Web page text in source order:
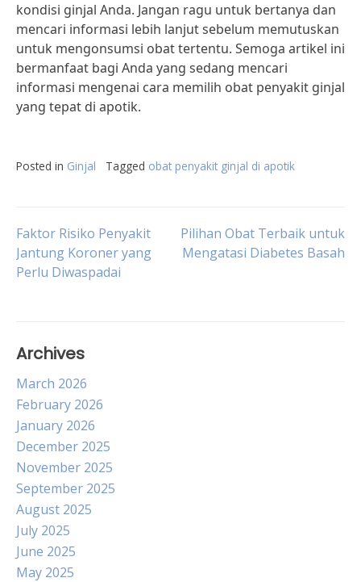
kondisi ginjal Anda. Jangan ragu untuk bertanya dan
mencari informasi lebih lanjut sebelum memutuskan
untuk mengonsumsi obat tertentu. Semoga artikel ini
bermanfaat bagi Anda yang sedang mencari
informasi mengenai cara memilih obat penyakit ginjal
yang tepat di apotik.
Posted in Ginjal Tagged obat penyakit ginjal di apotik
Post
navigation
Faktor Risiko Penyakit
Jantung Koroner yang
Perlu Diwaspadai
Pilihan Obat Terbaik untuk
Mengatasi Diabetes Basah
Archives
March 2026
February 2026
January 2026
December 2025
November 2025
September 2025
August 2025
July 2025
June 2025
May 2025